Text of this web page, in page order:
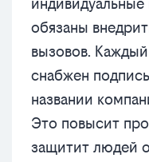
обязаны
вызовов.
снабжен
названии
Это повысит
защитит людей